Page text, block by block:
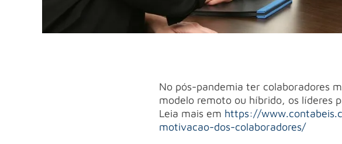
No pós-pandemia ter colaboradores
modelo remoto ou híbrido, os líderes
Leia mais em https://
motivacao-dos-colaboradores/